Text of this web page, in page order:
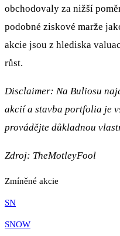
obchodovaly za nižší
podobné ziskové marže
akcie jsou z hlediska
růst.
Disclaimer: Na Buliosu
akcií a stavba portfolia je
provádějte důkladnou
Zdroj: TheMotleyFool
Zmíněné akcie
SN
SNOW